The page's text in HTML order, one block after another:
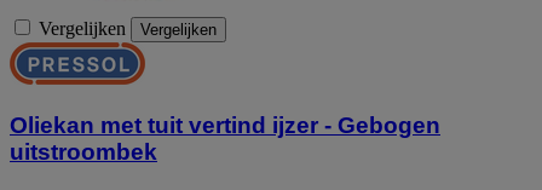
Vergelijken Vergelijken
Oliekan met tuit vertind ijzer - Gebogen
uitstroombek